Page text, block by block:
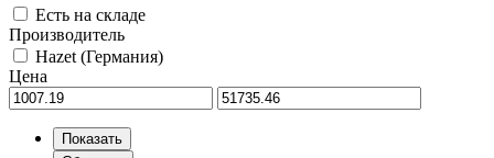
Есть на складе
Производитель
Hazet (Германия)
Цена